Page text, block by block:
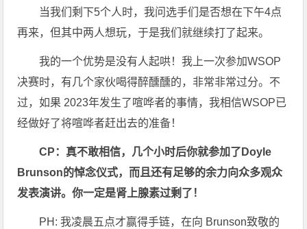
当我们剩下5个人时，我问选手们是否想在下午4点
再来，但其中两人想玩，于是我们就继续打了起来。
我的一个优势是没有人起哄！我上一次参加WSOP
决赛时，有几个家伙喝得醉醺醺的，非常非常过分。不
过，如果 2023年发生了喧哗者的事情，我相信WSOP已
经做好了将喧哗者赶出去的准备！
CP：真不敢相信，几个小时后你就参加了Doyle
Brunson的悼念仪式，而且还有足够的余力向众多观众
发表演讲。你一定是肾上腺素过剩了！
PH: 我凌晨五点才赢得手链，在向 Brunson致敬的